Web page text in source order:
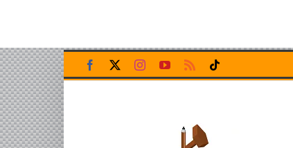
Skip
to
content
Facebook InstagramYouTubeRss